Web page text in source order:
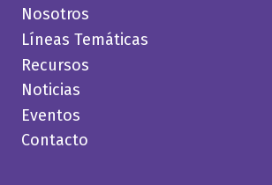
Nosotros
Líneas Temáticas
Recursos
Noticias
Eventos
Contacto